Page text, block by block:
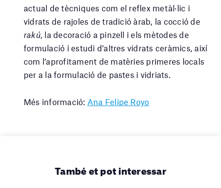
actual de tècniques com el reflex metàl·lic i
vidrats de rajoles de tradició àrab, la cocció de
rakú, la decoració a pinzell i els mètodes de
formulació i estudi d’altres vidrats ceràmics, així
com l’aprofitament de matèries primeres locals
per a la formulació de pastes i vidriats.
Més informació: Ana Felipe Royo
També et pot interessar